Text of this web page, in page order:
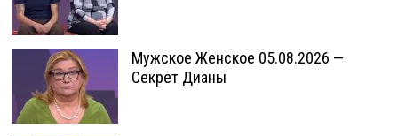
Мужское Женское 05.08.2026 —
Секрет Дианы